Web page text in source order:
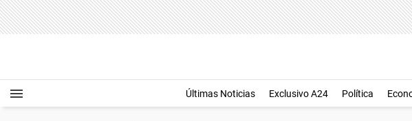
Últimas Noticias Exclusivo A24 Política